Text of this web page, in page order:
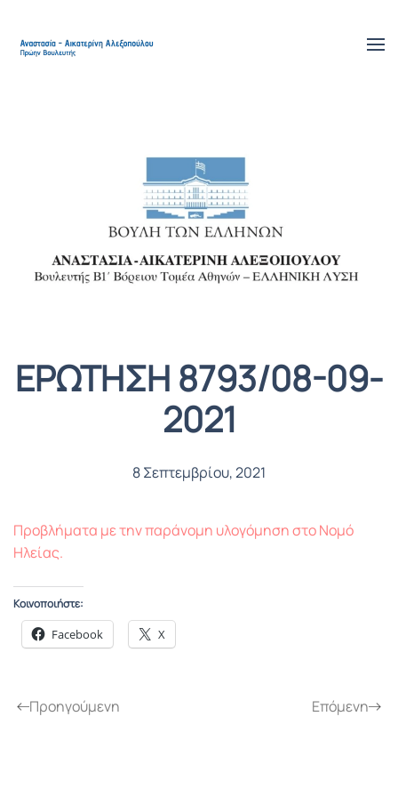
Skip to main content
ΕΡΩΤΗΣΗ 8793/08-09-
2021
8 Σεπτεμβρίου, 2021
Προβλήματα με την παράνομη υλογόμηση στο Νομό
Ηλείας.
Κοινοποιήστε:
Facebook X
Προηγούμενη Επόμενη